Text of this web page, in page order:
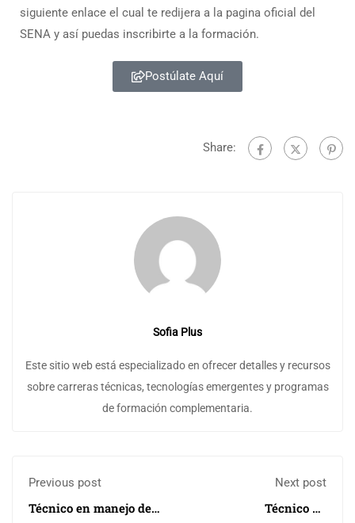
siguiente enlace el cual te redijera a la pagina oficial del
SENA y así puedas inscribirte a la formación.
Postúlate Aquí
Share:
Sofia Plus
Este sitio web está especializado en ofrecer detalles y recursos
sobre carreras técnicas, tecnologías emergentes y programas
de formación complementaria.
Previous post
Técnico en manejo de
Next post
Técnico en